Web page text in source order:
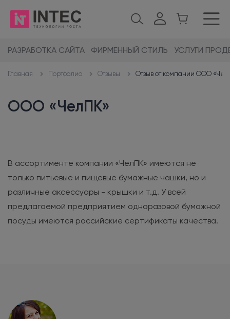
РАЗРАБОТКА САЙТА ФИРМЕННЫЙ СТИЛЬ УСЛУГИ
Главная Портфолио Отзывы Отзыв от компании ООО
ООО «ЧелПК»
В ассортименте компании «ЧелПК» имеются не
только питьевые и пищевые бумажные чашки, но и
различные аксессуары - крышки и т.д. У всей
предлагаемой предприятием одноразовой бумажной
посуды имеются российские сертификаты качества.